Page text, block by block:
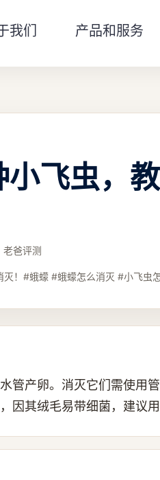
我们 产品和服务
飞虫，教
老爸评测
！#蛾蠓 #蛾蠓怎么消灭 #小飞虫
管产卵。消灭它们需使用
因其绒毛易带细菌，建议